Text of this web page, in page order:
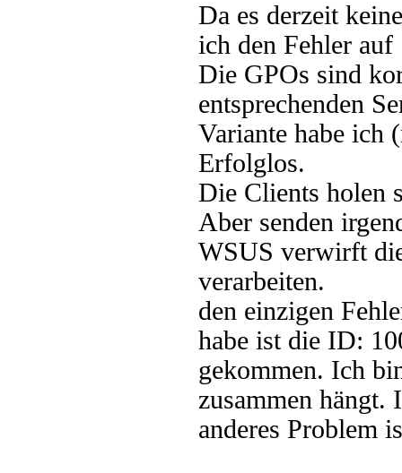
Da es derzeit
ich den Fehler auf
Die GPOs sind
entsprechenden
Variante habe ich
Erfolglos.
Die Clients holen
Aber senden
WSUS verwirft
verarbeiten.
den einzigen
habe ist die ID:
gekommen. Ich
zusammen hängt.
anderes Problem